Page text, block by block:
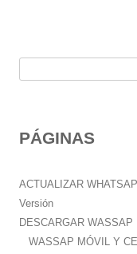
a
:
PÁGINAS
ACTUALIZAR
Versión
DESCARGAR WASSAP
WASSAP MÓVIL Y